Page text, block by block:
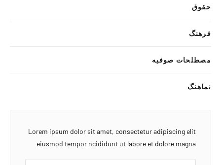
حقوق
فرهنگ
مصطلحات صوفیه
نماهنگ
Lorem ipsum dolor sit amet, consectetur adipiscing elit
eiusmod tempor ncididunt ut labore et dolore magna